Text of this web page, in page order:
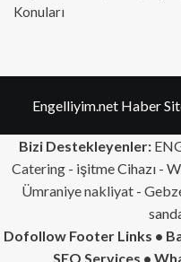
Konuları
Engelliyim.net Haber
Bizi Destekleyenler:
Catering- işitme Cihazı -
Ümraniye nakliyat-
Dofollow Footer Links •
SEO Services •